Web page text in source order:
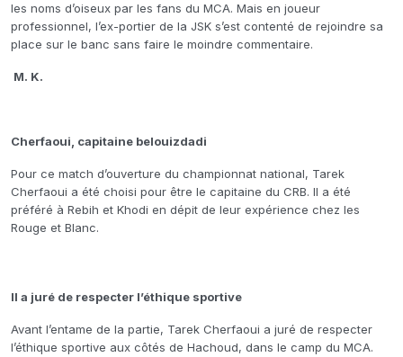
les noms d’oiseux par les fans du MCA. Mais en joueur
professionnel, l’ex-portier de la JSK s’est contenté de rejoindre sa
place sur le banc sans faire le moindre commentaire.
M. K.
Cherfaoui, capitaine belouizdadi
Pour ce match d’ouverture du championnat national, Tarek
Cherfaoui a été choisi pour être le capitaine du CRB. Il a été
préféré à Rebih et Khodi en dépit de leur expérience chez les
Rouge et Blanc.
Il a juré de respecter l’éthique sportive
Avant l’entame de la partie, Tarek Cherfaoui a juré de respecter
l’éthique sportive aux côtés de Hachoud, dans le camp du MCA.